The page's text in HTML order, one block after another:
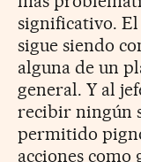
significativo.
sigue siendo
alguna de un
general. Y al
recibir ningún
permitido
acciones como